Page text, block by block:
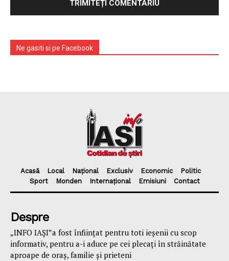
Ne gasiti si pe Facebook
Acasă Local Național Exclusiv Economic
Politic
Sport
Monden Internațional Emisiuni Contact
Despre
„INFO IAȘI”a fost înfiinţat pentru toti ieşenii cu scop
informativ, pentru a-i aduce pe cei plecaţi în străinătate
aproape de oraş, familie și prieteni